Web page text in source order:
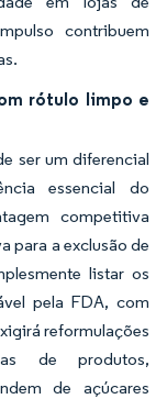
contribuem
rótulo limpo e
ser um diferencial
essencial do
competitiva
para a exclusão de
listar os
pela FDA, com
reformulações
de produtos,
de açúcares